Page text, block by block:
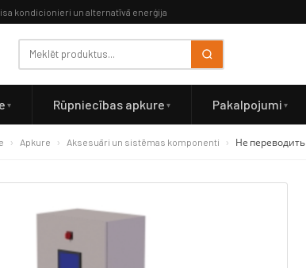
kondicionieri un alternatīvā enerģija
Rūpniecības apkure Pakalpojumi
Apkure Aksesuāri un sistēmas komponenti Не переводить